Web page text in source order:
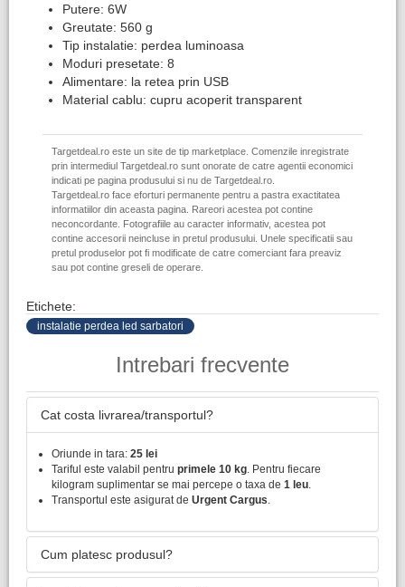
Putere: 6W
Greutate: 560 g
Tip instalatie: perdea luminoasa
Moduri presetate: 8
Alimentare: la retea prin USB
Material cablu: cupru acoperit transparent
Targetdeal.ro este un site de tip marketplace. Comenzile inregistrate
prin intermediul Targetdeal.ro sunt onorate de catre agentii economici
indicati pe pagina produsului si nu de Targetdeal.ro.
Targetdeal.ro face eforturi permanente pentru a pastra exactitatea
informatiilor din aceasta pagina. Rareori acestea pot contine
neconcordante. Fotografiile au caracter informativ, acestea pot
contine accesorii neincluse in pretul produsului. Unele specificatii sau
pretul produselor pot fi modificate de catre comerciant fara preaviz
sau pot contine greseli de operare.
Etichete:
instalatie perdea led sarbatori
Intrebari frecvente
Cat costa livrarea/transportul?
Oriunde in tara: 25 lei
Tariful este valabil pentru primele 10 kg. Pentru fiecare
kilogram suplimentar se mai percepe o taxa de 1 leu.
Transportul este asigurat de Urgent Cargus.
Cum platesc produsul?